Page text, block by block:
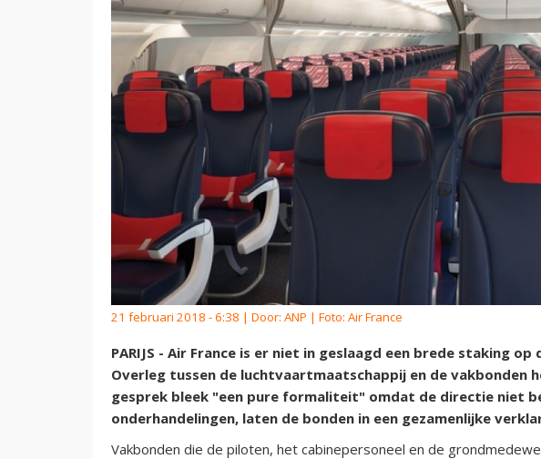
21 februari 2018 - 6:38 | Door: ANP | Foto: Air France
PARIJS - Air France is er niet in geslaagd een brede staking
Overleg tussen de luchtvaartmaatschappij en de vakbonden
gesprek bleek "een pure formaliteit" omdat de directie niet
onderhandelingen, laten de bonden in een gezamenlijke
Vakbonden die de piloten, het cabinepersoneel en de